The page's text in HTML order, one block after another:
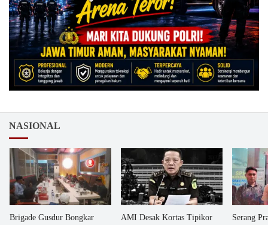
NASIONAL
Brigade Gusdur Bongkar
AMI Desak Kortas Tipikor
Serang